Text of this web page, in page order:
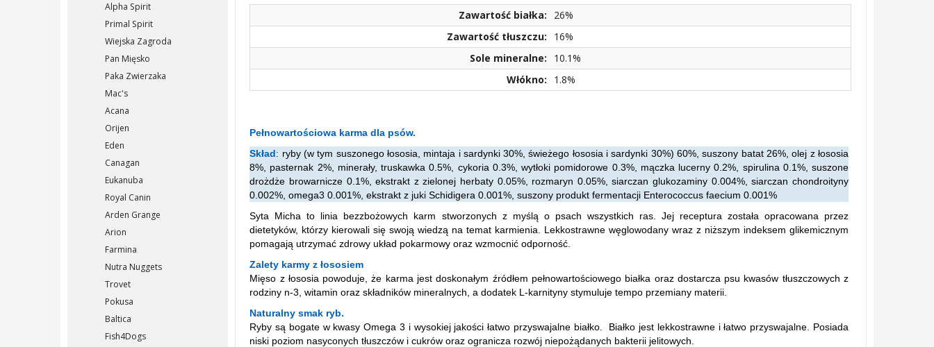
Zawartość białka:
26%
Zawartość tłuszczu:
16%
Sole mineralne:
10.1%
Włókno:
1.8%
Pełnowartościowa karma dla psów.
Skład: ryby (w tym suszonego łososia, mintaja i sardynki 30%, świeżego łososia i sardynki 30%) 60%, suszony batat 26%, olej z łososia
8%, pasternak 2%, minerały, truskawka 0.5%, cykoria 0.3%, wytłoki pomidorowe 0.3%, mączka lucerny 0.2%, spirulina 0.1%, suszone
drożdże browarnicze 0.1%, ekstrakt z zielonej herbaty 0.05%, rozmaryn 0.05%, siarczan glukozaminy 0.004%, siarczan chondroityny
0.002%, omega3 0.001%, ekstrakt z juki Schidigera 0.001%, suszony produkt fermentacji Enterococcus faecium 0.001%
Syta Micha to linia bezzbożowych karm stworzonych z myślą o psach wszystkich ras. Jej receptura została opracowana przez
dietetyków, którzy kierowali się swoją wiedzą na temat karmienia. Lekkostrawne węglowodany wraz z niższym indeksem glikemicznym
pomagają utrzymać zdrowy układ pokarmowy oraz wzmocnić odporność.
Zalety karmy z łososiem
Mięso z łososia powoduje, że karma jest doskonałym źródłem pełnowartościowego białka oraz dostarcza psu kwasów tłuszczowych z
rodziny n-3, witamin oraz składników mineralnych, a dodatek L-karnityny stymuluje tempo przemiany materii.
Naturalny smak ryb.
Ryby są bogate w kwasy Omega 3 i wysokiej jakości łatwo przyswajalne białko. Białko jest lekkostrawne i łatwo przyswajalne. Posiada
niski poziom nasyconych tłuszczów i cukrów oraz ogranicza rozwój niepożądanych bakterii jelitowych.
Alpha Spirit
Primal Spirit
Wiejska Zagroda
Pan Mięsko
Paka Zwierzaka
Mac's
Acana
Orijen
Eden
Canagan
Eukanuba
Royal Canin
Arden Grange
Arion
Farmina
Nutra Nuggets
Trovet
Pokusa
Baltica
Fish4Dogs